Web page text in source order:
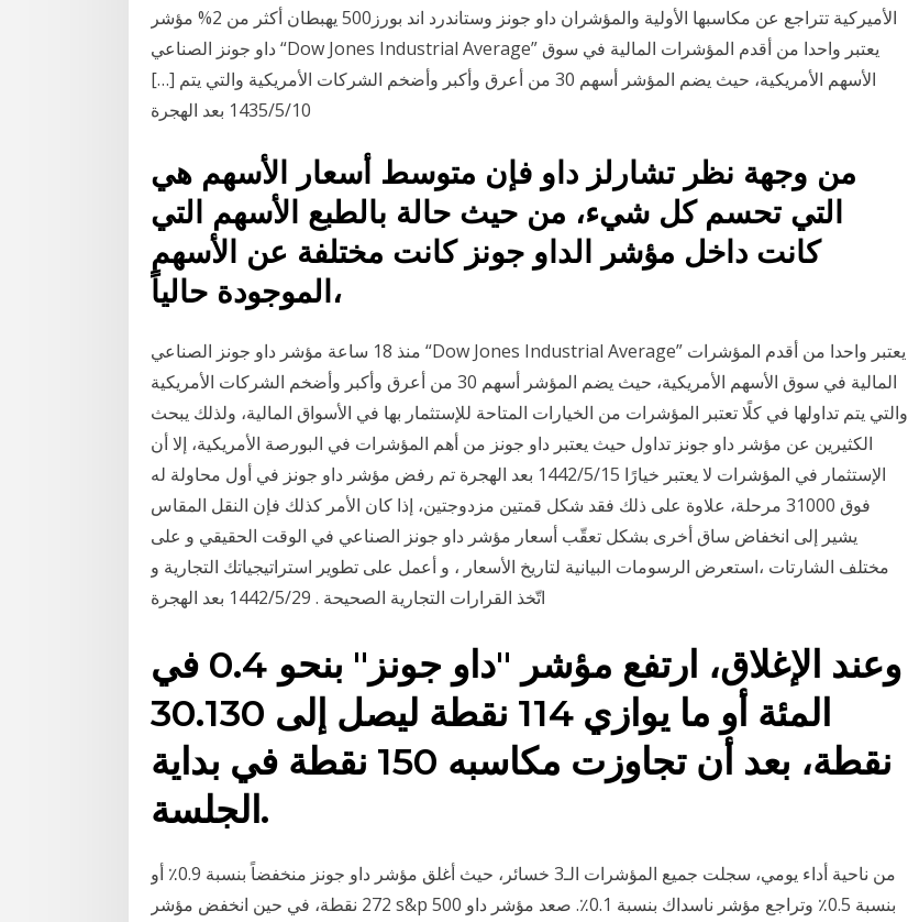
الأميركية تتراجع عن مكاسبها الأولية والمؤشران داو جونز وستاندرد اند بورز500 يهبطان أكثر من 2% مؤشر
داو جونز الصناعي “Dow Jones Industrial Average” يعتبر واحدا من أقدم المؤشرات المالية في سوق
الأسهم الأمريكية، حيث يضم المؤشر أسهم 30 من أعرق وأكبر وأضخم الشركات الأمريكية والتي يتم […]
10‏‏/5‏‏/1435 بعد الهجرة
من وجهة نظر تشارلز داو فإن متوسط أسعار الأسهم هي
التي تحسم كل شيء، من حيث حالة بالطبع الأسهم التي
كانت داخل مؤشر الداو جونز كانت مختلفة عن الأسهم
الموجودة حالياً،
منذ 18 ساعة مؤشر داو جونز الصناعي “Dow Jones Industrial Average” يعتبر واحدا من أقدم المؤشرات
المالية في سوق الأسهم الأمريكية، حيث يضم المؤشر أسهم 30 من أعرق وأكبر وأضخم الشركات الأمريكية
والتي يتم تداولها في كلًا تعتبر المؤشرات من الخيارات المتاحة للإستثمار بها في الأسواق المالية، ولذلك يبحث
الكثيرين عن مؤشر داو جونز تداول حيث يعتبر داو جونز من أهم المؤشرات في البورصة الأمريكية، إلا أن
الإستثمار في المؤشرات لا يعتبر خيارًا 15‏‏/5‏‏/1442 بعد الهجرة تم رفض مؤشر داو جونز في أول محاولة له
فوق 31000 مرحلة، علاوة على ذلك فقد شكل قمتين مزدوجتين، إذا كان الأمر كذلك فإن النقل المقاس
يشير إلى انخفاض ساق أخرى بشكل تعقّب أسعار مؤشر داو جونز الصناعي في الوقت الحقيقي و على
مختلف الشارتات ،استعرض الرسومات البيانية لتاريخ الأسعار ، و أعمل على تطوير استراتيجياتك التجارية و
اتّخذ القرارات التجارية الصحيحة . 29‏‏/5‏‏/1442 بعد الهجرة
وعند الإغلاق، ارتفع مؤشر "داو جونز" بنحو 0.4 في
المئة أو ما يوازي 114 نقطة ليصل إلى 30.130
نقطة، بعد أن تجاوزت مكاسبه 150 نقطة في بداية
الجلسة.
من ناحية أداء يومي، سجلت جميع المؤشرات الـ3 خسائر، حيث أغلق مؤشر داو جونز منخفضاً بنسبة 0.9٪ أو
272 نقطة، في حين انخفض مؤشر s&p 500 بنسبة 0.5٪ وتراجع مؤشر ناسداك بنسبة 0.1٪. صعد مؤشر داو